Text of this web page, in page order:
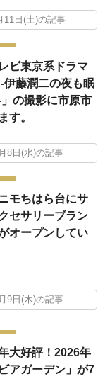
11日(土)の記事
ビ東京系ドラマ
-伊藤潤二の夜も眠
の撮影に市原市
す。
8日(水)の記事
モちはら台にサ
セサリーブラン
オープンしてい
9日(木)の記事
大好評！2026年
アガーデン」が7